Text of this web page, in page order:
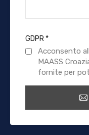
GDPR*
Acconsento
MAASS
fornite per